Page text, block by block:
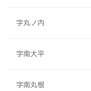
字丸ノ内
字南大平
字南丸根